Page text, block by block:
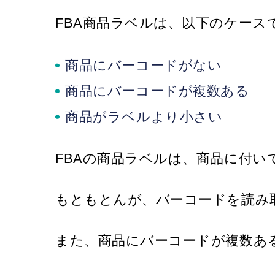
FBA商品ラベルは、以下のケース
商品にバーコードがない
商品にバーコードが複数ある
商品がラベルより小さい
FBAの商品ラベルは、商品に付
もともと んが、バーコードを読
また、商品にバーコードが複数